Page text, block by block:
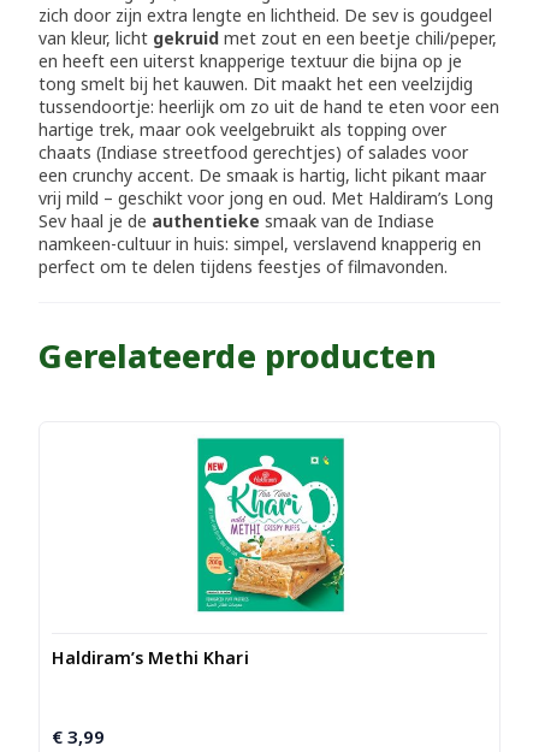
zich door zijn extra lengte en lichtheid. De sev is goudgeel
van kleur, licht gekruid met zout en een beetje chili/peper,
en heeft een uiterst knapperige textuur die bijna op je
tong smelt bij het kauwen. Dit maakt het een veelzijdig
tussendoortje: heerlijk om zo uit de hand te eten voor een
hartige trek, maar ook veelgebruikt als topping over
chaats (Indiase streetfood gerechtjes) of salades voor
een crunchy accent. De smaak is hartig, licht pikant maar
vrij mild – geschikt voor jong en oud. Met Haldiram’s Long
Sev haal je de authentieke smaak van de Indiase
namkeen-cultuur in huis: simpel, verslavend knapperig en
perfect om te delen tijdens feestjes of filmavonden.
Gerelateerde producten
Haldiram’s Methi Khari
€ 3,99